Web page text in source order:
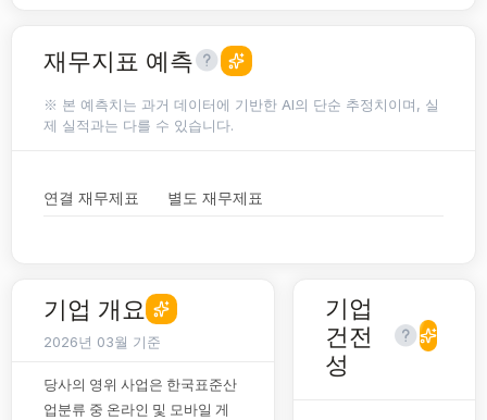
재무지표 예측
※ 본 예측치는 과거 데이터에 기반한 AI의 단순 추정치이며, 실
제 실적과는 다를 수 있습니다.
연결 재무제표 별도 재무제표
기업 개요
2026년 03월 기준
당사의 영위 사업은 한국표준산
업분류 중 온라인 및 모바일 게
기업
건전
성